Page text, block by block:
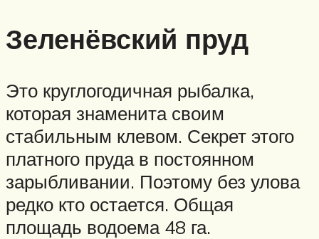
Зеленёвский пруд
Это круглогодичная рыбалка,
которая знаменита своим
стабильным клевом. Секрет этого
платного пруда в постоянном
зарыбливании. Поэтому без улова
редко кто остается. Общая
площадь водоема 48 га.